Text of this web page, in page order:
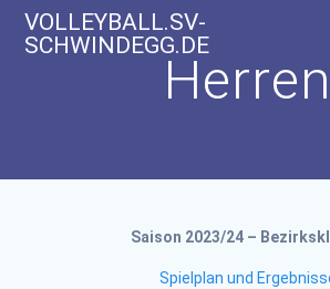
VOLLEYBALL.SV-
SCHWINDEGG.DE
Herren
Saison 2023/24 –
Spielplan und